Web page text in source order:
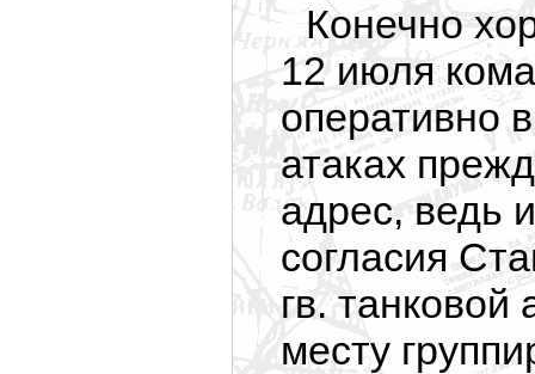
Конечно
12 июля
оперативно
атаках
адрес, ведь
согласия
гв.
месту